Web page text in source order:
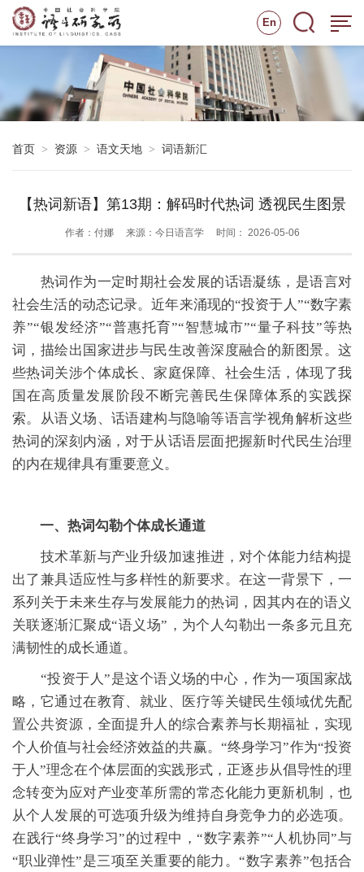
En
首页 > 资源 > 语文天地 > 词语新汇
【热词新语】第13期：解码时代热词 透视民生图景
作者：付娜 来源：今日语言学 时间： 2026-05-06
热词作为一定时期社会发展的话语凝练，是语言对
社会生活的动态记录。近年来涌现的“投资于人”“数字素
养”“银发经济”“普惠托育”“智慧城市”“量子科技”等热
词，描绘出国家进步与民生改善深度融合的新图景。这
些热词关涉个体成长、家庭保障、社会生活，体现了我
国在高质量发展阶段不断完善民生保障体系的实践探
索。从语义场、话语建构与隐喻等语言学视角解析这些
热词的深刻内涵，对于从话语层面把握新时代民生治理
的内在规律具有重要意义。
一、 热词勾勒个体成长通道
技术革新与产业升级加速推进，对个体能力结构提
出了兼具适应性与多样性的新要求。在这一背景下，一
系列关于未来生存与发展能力的热词，因其内在的语义
关联逐渐汇聚成“语义场”，为个人勾勒出一条多元且充
满韧性的成长通道。
“投资于人”是这个语义场的中心，作为一项国家战
略，它通过在教育、就业、医疗等关键民生领域优先配
置公共资源，全面提升人的综合素养与长期福祉，实现
个人价值与社会经济效益的共赢。“终身学习”作为“投资
于人”理念在个体层面的实践形式，正逐步从倡导性的理
念转变为应对产业变革所需的常态化能力更新机制，也
从个人发展的可选项升级为维持自身竞争力的必选项。
在践行“终身学习”的过程中，“数字素养”“人机协同”与
“职业弹性”是三项至关重要的能力。“数字素养”包括合